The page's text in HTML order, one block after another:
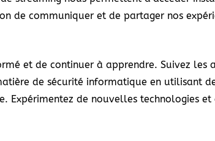
de communiquer et de partager nos
et de continuer à apprendre. Suivez
de sécurité informatique en utilisant
Expérimentez de nouvelles technologies